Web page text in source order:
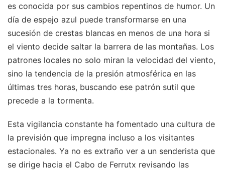
es conocida por sus cambios repentinos de humor. Un
día de espejo azul puede transformarse en una
sucesión de crestas blancas en menos de una hora si
el viento decide saltar la barrera de las montañas. Los
patrones locales no solo miran la velocidad del viento,
sino la tendencia de la presión atmosférica en las
últimas tres horas, buscando ese patrón sutil que
precede a la tormenta.
Esta vigilancia constante ha fomentado una cultura de
la previsión que impregna incluso a los visitantes
estacionales. Ya no es extraño ver a un senderista que
se dirige hacia el Cabo de Ferrutx revisando las